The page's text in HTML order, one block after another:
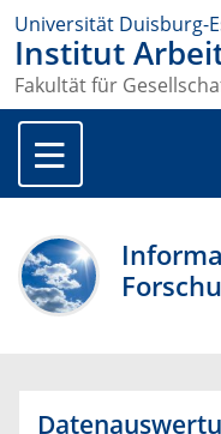
Universität Duisburg-
Institut
Fakultät für